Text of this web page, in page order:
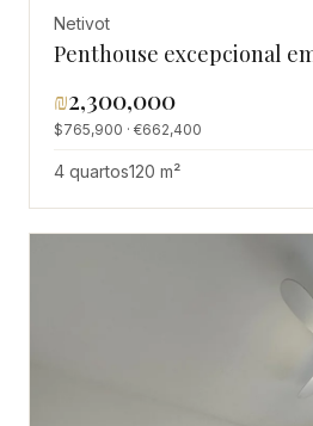
Netivot
Penthouse excepcional
₪2,300,000
$765,900 · €662,400
4 quartos120 m²